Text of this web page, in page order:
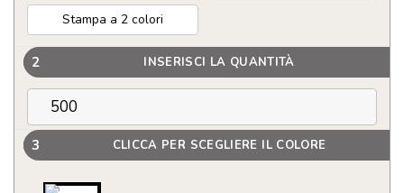
Stampa a 2 colori
2 INSERISCI LA QUANTITÀ
3 CLICCA PER SCEGLIERE IL COLORE